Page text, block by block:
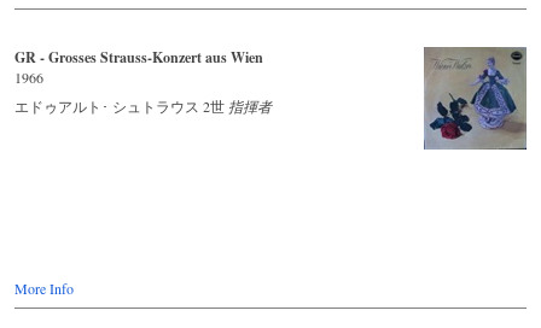
GR - Grosses Strauss-Konzert aus Wien
1966
エドゥアルト･ シュトラウス 2世 指揮者
More Info